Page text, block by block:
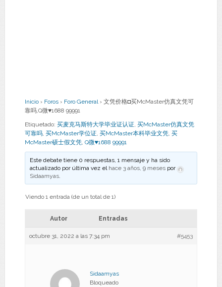
Inicio › Foros › Foro General › 文凭价格◘买McMaster仿真文凭可
靠吗,Q微♥1688 99991
Etiquetado: 买麦克马斯特大学毕业证认证, 买McMaster仿真文凭
可靠吗, 买McMaster学位证, 买McMaster本科毕业文凭, 买
McMaster硕士假文凭, Q微♥1688 99991
Este debate tiene 0 respuestas, 1 mensaje y ha sido
actualizado por última vez el hace 3 años, 9 meses por
Sidaamyas.
Viendo 1 entrada (de un total de 1)
Autor Entradas
octubre 31, 2022 a las 7:34 pm #5453
Sidaamyas
Bloqueado